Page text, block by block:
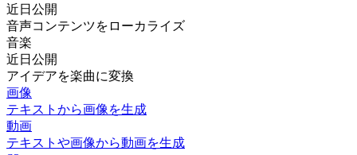
近日公開
音声コンテンツをローカライズ
音楽
近日公開
アイデアを楽曲に変換
画像
テキストから画像を生成
動画
テキストや画像から動画を生成